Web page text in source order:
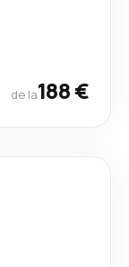
de la188 €